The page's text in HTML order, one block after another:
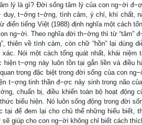
lý là gì? Đời sống tâm lý của con ng−ời
t−ởng t−ởng, tình cảm, ý chí, khí chất,
điển tiếng Việt (1988) định nghĩa một cách
ng−ời. Theo nghĩa đời th−ờng thì từ “tâm”
thiên về tình cảm, còn chữ “hồn” lại
xác. Nói một cách tổng quát nhất, khái
t−ợng này luôn tồn tại gắn liền và điều
trọng đặc biệt trong đời sống của con
t−ợng tinh thần đ−ợc nảy sinh trong não
chuẩn bị, điều khiển toàn bộ hoạt động
biểu hiện. Nó luôn sống động trong đời
tại để đem lại cho chủ thể những hiểu biết,
sẽ giúp cho con ng−ời không chỉ biết cách